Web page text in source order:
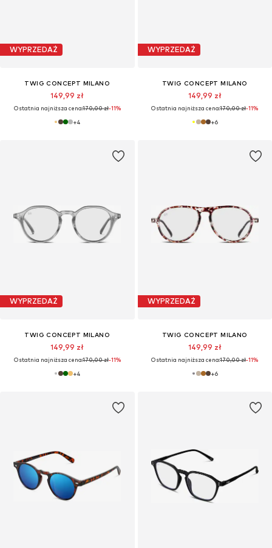
WYPRZEDAŻ
TWIG CONCEPT MILANO
149,99 zł
Ostatnia najniższa cena:170,00 zł-11%
+4
WYPRZEDAŻ
TWIG CONCEPT MILANO
149,99 zł
Ostatnia najniższa cena:170,00 zł-11%
+6
WYPRZEDAŻ
TWIG CONCEPT MILANO
149,99 zł
Ostatnia najniższa cena:170,00 zł-11%
+4
WYPRZEDAŻ
TWIG CONCEPT MILANO
149,99 zł
Ostatnia najniższa cena:170,00 zł-11%
+6